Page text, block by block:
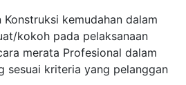
kemudahan dalam
kokoh pada pelaksanaan
merata Profesional dalam
sesuai kriteria yang pelanggan